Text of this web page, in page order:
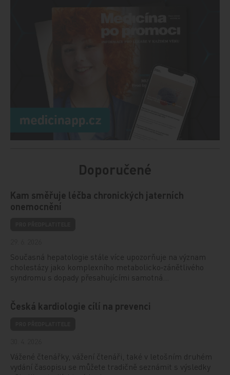
Doporučené
Kam směřuje léčba chronických jaterních
onemocnění
Současná hepatologie stále více upozorňuje na význam
cholestázy jako komplexního metabolicko‑zánětlivého
syndromu s dopady přesahujícími samotná…
Česká kardiologie cílí na prevenci
Vážené čtenářky, vážení čtenáři, také v letošním druhém
vydání časopisu se můžete tradičně seznámit s výsledky